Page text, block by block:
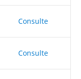
Consulte
Consulte